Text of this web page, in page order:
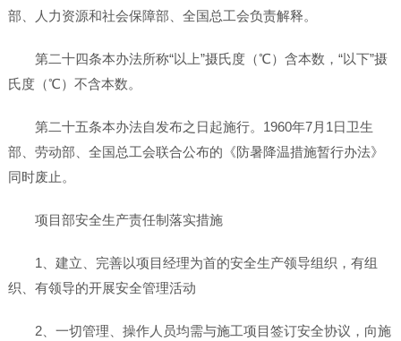
部、人力资源和社会保障部、全国总工会负责解释。
第二十四条本办法所称“以上”摄氏度（℃）含本数，“以下”摄
氏度（℃）不含本数。
第二十五条本办法自发布之日起施行。1960年7月1日卫生
部、劳动部、全国总工会联合公布的《防暑降温措施暂行办法》
同时废止。
项目部安全生产责任制落实措施
1、建立、完善以项目经理为首的安全生产领导组织，有组
织、有领导的开展安全管理活动
2、一切管理、操作人员均需与施工项目签订安全协议，向施